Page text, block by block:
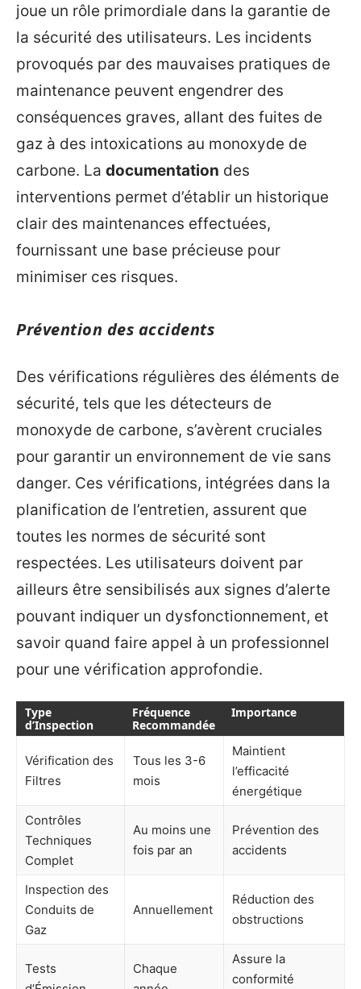
joue un rôle primordiale dans la garantie de
la sécurité des utilisateurs. Les incidents
provoqués par des mauvaises pratiques de
maintenance peuvent engendrer des
conséquences graves, allant des fuites de
gaz à des intoxications au monoxyde de
carbone. La documentation des
interventions permet d’établir un historique
clair des maintenances effectuées,
fournissant une base précieuse pour
minimiser ces risques.
Prévention des accidents
Des vérifications régulières des éléments de
sécurité, tels que les détecteurs de
monoxyde de carbone, s’avèrent cruciales
pour garantir un environnement de vie sans
danger. Ces vérifications, intégrées dans la
planification de l’entretien, assurent que
toutes les normes de sécurité sont
respectées. Les utilisateurs doivent par
ailleurs être sensibilisés aux signes d’alerte
pouvant indiquer un dysfonctionnement, et
savoir quand faire appel à un professionnel
pour une vérification approfondie.
Type
d’Inspection
Fréquence
Recommandée
Importance
Vérification des
Filtres
Tous les 3-6
mois
Maintient
l’efficacité
énergétique
Contrôles
Techniques
Complet
Au moins une
fois par an
Prévention des
accidents
Inspection des
Conduits de
Gaz
Annuellement
Réduction des
obstructions
Tests
Chaque
Assure la
conformité